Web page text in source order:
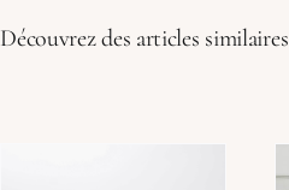
Découvrez des articles similaires